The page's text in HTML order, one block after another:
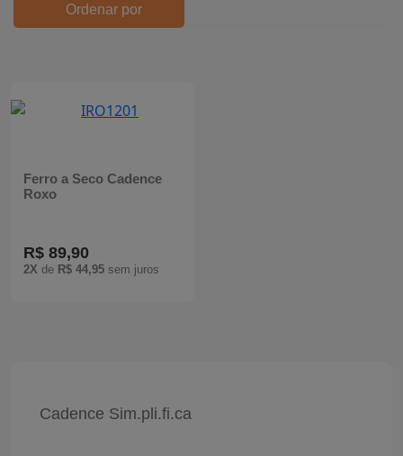
Ordenar por
Ferro a Seco Cadence
Roxo
R$ 89,90
2X de R$ 44,95 sem juros
Cadence Sim.pli.fi.ca
Panelas Elétricas
Máquina de Waffle
Batedeiras